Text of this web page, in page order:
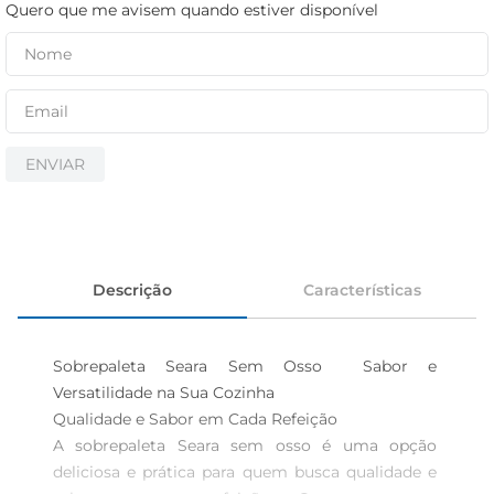
Quero que me avisem quando estiver disponível
ENVIAR
Descrição Características
Sobrepaleta Seara Sem Osso  Sabor e
Versatilidade na Sua Cozinha
Qualidade e Sabor em Cada Refeição
A sobrepaleta Seara sem osso é uma opção
deliciosa e prática para quem busca qualidade e
iogurte
papel higiênico